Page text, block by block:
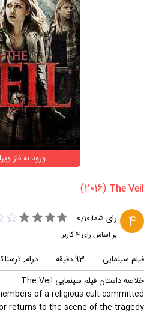
ورود به فاز
(2016)
4 رای شما: 0/10
بر اساس رای4کاربر
فیلم سینمایی 93 دقیقه
درام,
خلاصه داستان فیلم سینمایی The Veil
of a religious cult committed
returns to the scene of the tragedy